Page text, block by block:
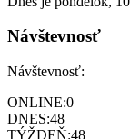
Návštevnosť
Návštevnosť:
ONLINE:0
DNES:48
TÝŽDEŇ:48